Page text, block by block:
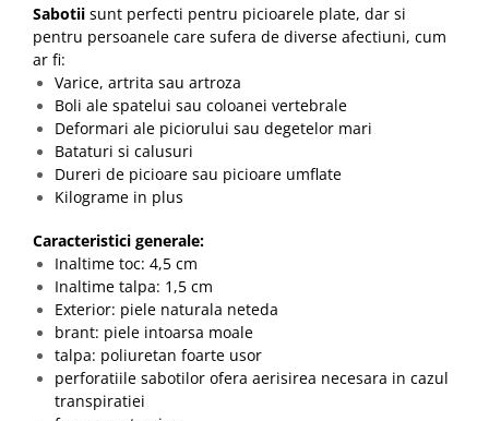
Sabotii sunt perfecti pentru picioarele plate, dar si
pentru persoanele care sufera de diverse afectiuni, cum
ar fi:
Varice, artrita sau artroza
Boli ale spatelui sau coloanei vertebrale
Deformari ale piciorului sau degetelor mari
Bataturi si calusuri
Dureri de picioare sau picioare umflate
Kilograme in plus
Caracteristici generale:
Inaltime toc: 4,5 cm
Inaltime talpa: 1,5 cm
Exterior: piele naturala neteda
brant: piele intoarsa moale
talpa: poliuretan foarte usor
perforatiile sabotilor ofera aerisirea necesara in cazul
transpiratiei